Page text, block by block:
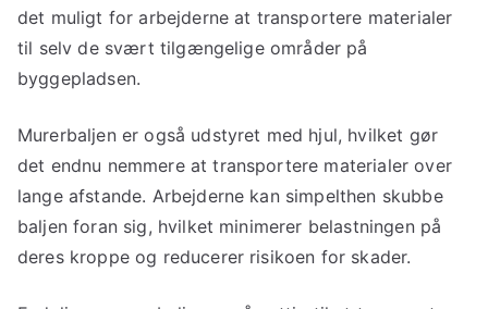
det muligt for arbejderne at transportere materialer
til selv de svært tilgængelige områder på
byggepladsen.
Murerbaljen er også udstyret med hjul, hvilket gør
det endnu nemmere at transportere materialer over
lange afstande. Arbejderne kan simpelthen skubbe
baljen foran sig, hvilket minimerer belastningen på
deres kroppe og reducerer risikoen for skader.